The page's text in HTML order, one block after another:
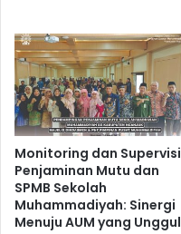
Monitoring dan Supervisi
Penjaminan Mutu dan
SPMB Sekolah
Muhammadiyah: Sinergi
Menuju AUM yang Unggul